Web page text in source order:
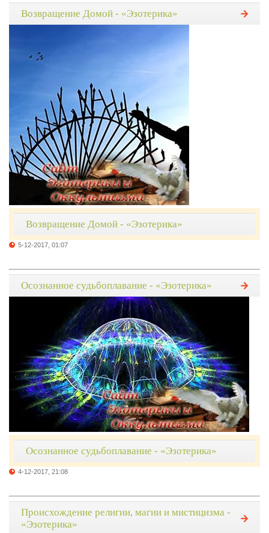
Возвращение Домой - «Эзотерика»
Возвращение Домой - «Эзотерика»
5-12-2017, 01:07
Осознанное судьбоплавание - «Эзотерика»
Осознанное судьбоплавание - «Эзотерика»
4-12-2017, 21:08
Происхождение религии, магии и мистицизма -
«Эзотерика»